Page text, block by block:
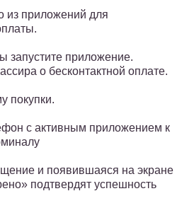
из приложений для
запустите приложение.
о бесконтактной оплате.
покупки.
с активным приложением к
и появившаяся на экране
подтвердят успешность